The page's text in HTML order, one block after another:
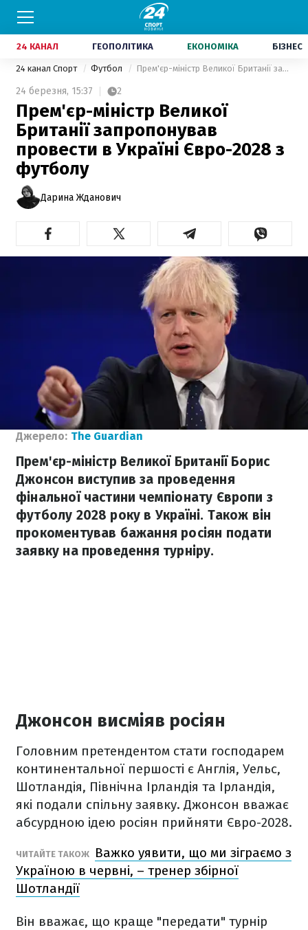
24 КАНАЛ ГЕОПОЛІТИКА ЕКОНОМІКА БІЗНЕС
24 канал Спорт Футбол Прем'єр-міністр Великої Британії запропонував провести в Україні Євро-2028 з футболу
24 березня, 15:37 2
Прем'єр-міністр Великої
Британії запропонував
провести в Україні Євро-2028 з
футболу
Дарина Жданович
Джерело: The Guardian
​Прем'єр-міністр Великої Британії Борис
Джонсон виступив за проведення
фінальної частини чемпіонату Європи з
футболу 2028 року в Україні. Також він
прокоментував бажання росіян подати
заявку на проведення турніру.
Джонсон висміяв росіян
Головним претендентом стати господарем
континентальної першості є Англія, Уельс,
Шотландія, Північна Ірландія та Ірландія,
які подали спільну заявку. Джонсон вважає
абсурдною ідею росіян прийняти Євро-2028.
ЧИТАЙТЕ ТАКОЖ
Важко уявити, що ми зіграємо з
Україною в червні, – тренер збірної
Шотландії
Він вважає, що краще "передати" турнір